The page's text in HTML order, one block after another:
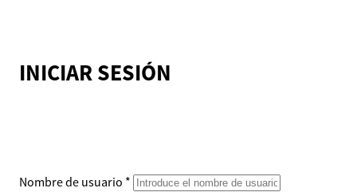
INICIAR SESIÓN
Nombre de usuario *